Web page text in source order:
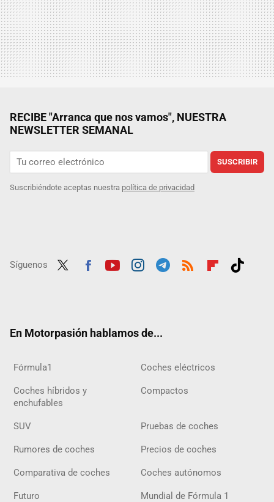
RECIBE "Arranca que nos vamos", NUESTRA
NEWSLETTER SEMANAL
SUSCRIBIR
Suscribiéndote aceptas nuestra política de privacidad
Síguenos
En Motorpasión hablamos de...
Fórmula1 Coches eléctricos
Coches híbridos y
enchufables
Compactos
SUV Pruebas de coches
Rumores de coches Precios de coches
Comparativa de coches Coches autónomos
Futuro Mundial de Fórmula 1